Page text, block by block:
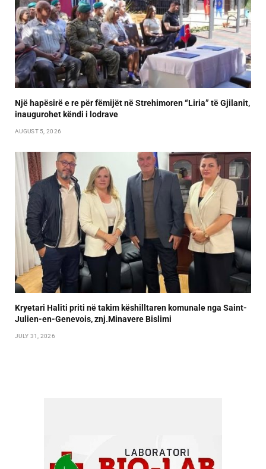
Një hapësirë e re për fëmijët në Strehimoren “Liria” të Gjilanit,
inaugurohet këndi i lodrave
AUGUST 5, 2026
Kryetari Haliti priti në takim këshilltaren komunale nga Saint-
Julien-en-Genevois, znj.Minavere Bislimi
JULY 31, 2026